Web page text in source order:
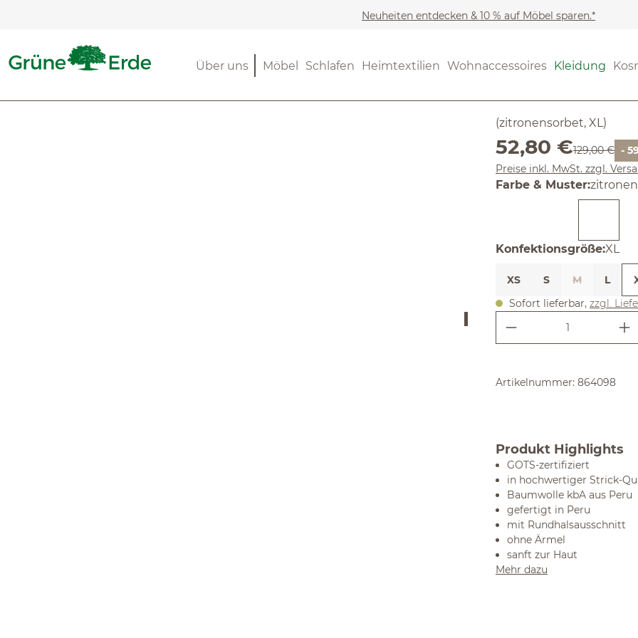
Neuheiten entdecken & 10 % auf Möbel sparen.*
Möbel Schlafen Heimtextilien Wohnaccessoires Kleidung
Über uns (4.8) 5
(zitronensorbet, XL)
Verkaufspreis:
52,80 €Regulärer
129,00 € -
Preise inkl. MwSt. zzgl.
Farbe & Muster:
Konfektionsgröße:XL
XS S M L
Sofort lieferbar, zzgl.
Produkt
Artikelnummer: 864098
Produkt Highlights
GOTS-zertifiziert
in hochwertiger Strick-
Baumwolle kbA aus Peru
gefertigt in Peru
mit Rundhalsausschnitt
ohne Ärmel
sanft zur Haut
Mehr dazu